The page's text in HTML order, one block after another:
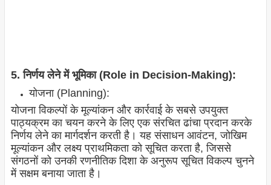
5. निर्णय लेने में भूमिका (Role in Decision-Making):
योजना (Planning):
योजना विकल्पों के मूल्यांकन और कार्रवाई के सबसे उपयुक्त
पाठ्यक्रम का चयन करने के लिए एक संरचित ढांचा प्रदान करके
निर्णय लेने का मार्गदर्शन करती है। यह संसाधन आवंटन, जोखिम
मूल्यांकन और लक्ष्य प्राथमिकता को सूचित करता है, जिससे
संगठनों को उनकी रणनीतिक दिशा के अनुरूप सूचित विकल्प चुनने
में सक्षम बनाया जाता है।